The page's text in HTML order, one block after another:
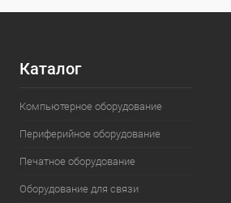
Четверной
войны: как рынок
процессоров
битву четырех
Каталог
Компьютерное оборудование
Периферийное оборудование
Печатное оборудование
Оборудование для связи